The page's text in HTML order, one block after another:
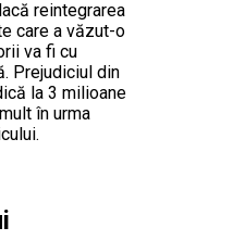
reintegrarea
care a văzut-o
va fi cu
Prejudiciul din
la 3 milioane
în urma